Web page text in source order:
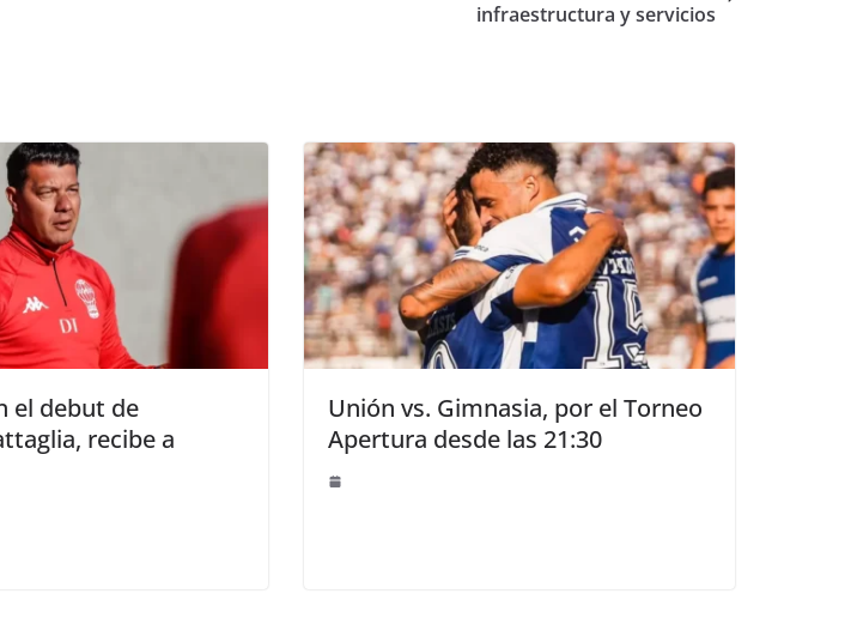
infraestructura y servicios
el debut de
recibe a
Unión vs. Gimnasia, por el Torneo
Apertura desde las 21:30